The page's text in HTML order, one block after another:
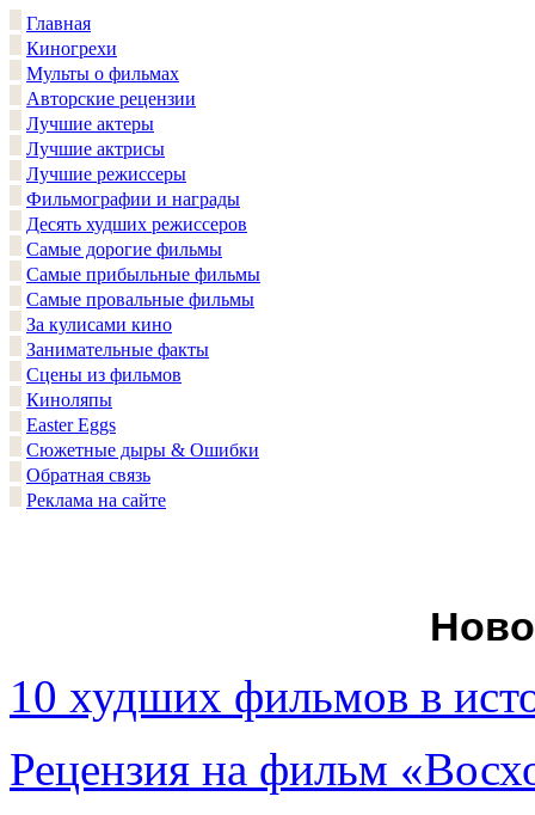
Главная
Киногрехи
Мульты о фильмах
Авторские рецензии
Лучшие актеры
Лучшие актрисы
Лучшие режиссеры
Фильмографии и награды
Десять худших режиссеров
Самые дорогие фильмы
Самые прибыльные фильмы
Самые провальные фильмы
За кулисами кино
Занимательные факты
Сцены из фильмов
Киноляпы
Easter Eggs
Сюжетные дыры & Ошибки
Обратная связь
Реклама на сайте
10 худших фильмов в
Рецензия на фильм